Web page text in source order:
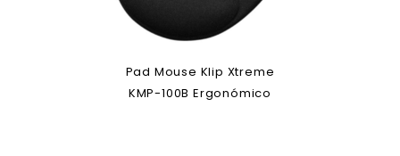
Pad Mouse Klip Xtreme
KMP-100B Ergonómico